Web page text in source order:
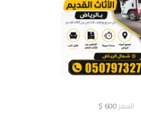
السعر 600
$